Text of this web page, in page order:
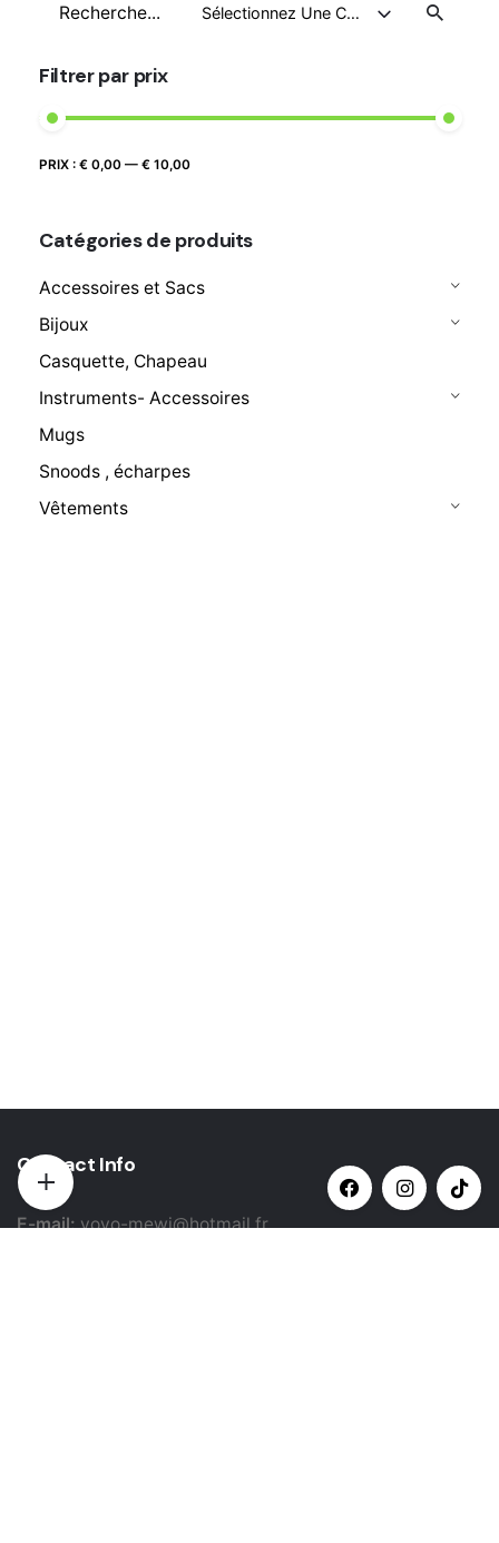
Sélectionnez Une Catégorie
Filtrer par prix
Prix
Prix
PRIX : € 0,00 — € 10,00
Catégories de produits
Accessoires et Sacs
Bijoux
Casquette, Chapeau
Instruments- Accessoires
Mugs
Snoods , écharpes
Vêtements
Contact Info
E-mail:yovo-mewi@hotmail.fr